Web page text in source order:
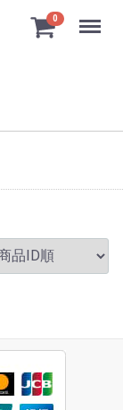
0 Menu